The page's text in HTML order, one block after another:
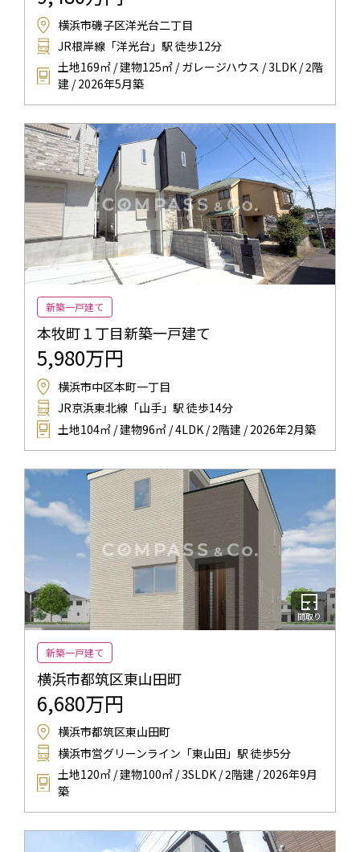
横浜市磯子区洋光台二丁目
JR根岸線「洋光台」駅 徒歩12分
土地169㎡ / 建物125㎡ / ガレージハウス / 3LDK / 2階
建 / 2026年5月築
新築一戸建て
本牧町１丁目新築一戸建て
5,980万円
横浜市中区本町一丁目
JR京浜東北線「山手」駅 徒歩14分
土地104㎡ / 建物96㎡ / 4LDK / 2階建 / 2026年2月築
間取り
新築一戸建て
横浜市都筑区東山田町
6,680万円
横浜市都筑区東山田町
横浜市営グリーンライン「東山田」駅 徒歩5分
土地120㎡ / 建物100㎡ / 3SLDK / 2階建 / 2026年9月
築